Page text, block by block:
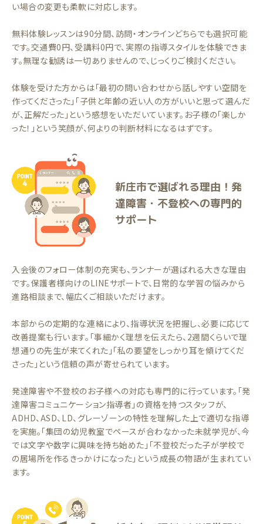
い場合の変更も柔軟に対応します。
無料体験レッスンは90分間、訪問・オンラインどちらでも選択可能
です。交通費0円、受講料0円で、実際の指導スタイルを体験できま
す。無理な勧誘は一切ありませんので、じっくりご検討ください。
体験を受けた方からは「最初の問い合わせから話しやすい空間を
作ってくださった」「子供と年齢の近い人の方がいいと思って選んだ
が、正解だった」という感想をいただいています。お子様の「楽しか
った！」という笑顔が、何よりの判断材料になるはずです。
新庄市で選ばれる理由！発
達障害・不登校への専門的
サポート
入会後のフォロー体制の充実も、ランナーが選ばれる大きな理由
です。保護者様向けのLINEサポートで、日常的な学習の悩みから
進路相談まで、幅広くご相談いただけます。
本部からの定期的な連絡により、指導状況を把握し、必要に応じて
改善提案も行います。「事細かく理想を伝えたら、2週間くらいで理
想通りの先生が来てくれた」「私の要望をしっかり耳を傾けてくだ
さった」という信頼の声が寄せられています。
発達障害や不登校のお子様への対応も専門的に行っています。「発
達障害コミュニケーション指導者」の資格を持つスタッフが、
ADHD、ASD、LD、グレーゾーンの特性を理解した上で適切な指導
を実施。「集団の幼児教室でペースが合わなかった未就学児が、今
では文字や数字に興味を持ち始めた」「不登校だった子が学校で
の居場所を作るきっかけになった」という成長の物語が生まれてい
ます。